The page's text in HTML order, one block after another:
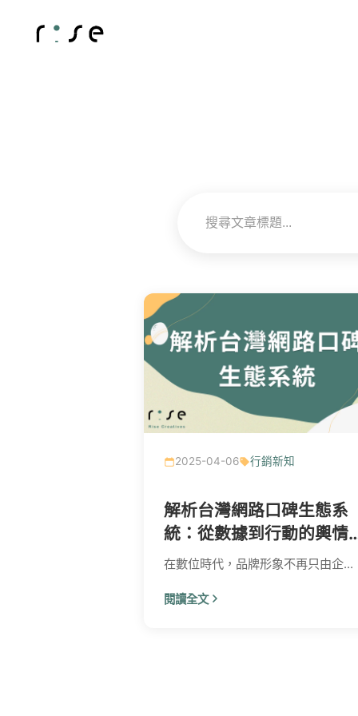
2025-04-06 行銷新知
解析台灣網路口碑生態系
統：從數據到行動的輿情
理框架
在數位時代，品牌形象不再只由企...
閱讀全文